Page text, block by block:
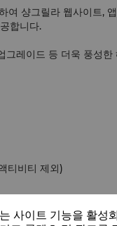
여 샹그릴라 웹사이트,
합니다.
그레이드 등 더욱 풍성한
티비티 제외)
사이트 기능을 활성